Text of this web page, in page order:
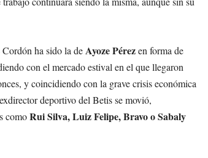
ha sido la deAyoze Pérezen forma de
con el mercado estival en el que llegaron
y coincidiendo con la grave crisis económica
deportivo del Betis se movió,
comoRui Silva, Luiz Felipe, Bravo o Sabaly